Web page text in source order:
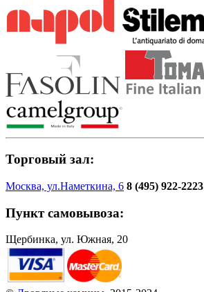
Торговый зал:
Москва, ул.Наметкина, 6 8 (495) 922-2223
Пункт самовывоза:
Щербинка, ул. Южная, 20